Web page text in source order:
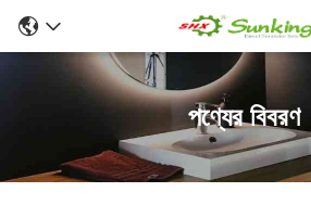
পণ্যের বিবরণ